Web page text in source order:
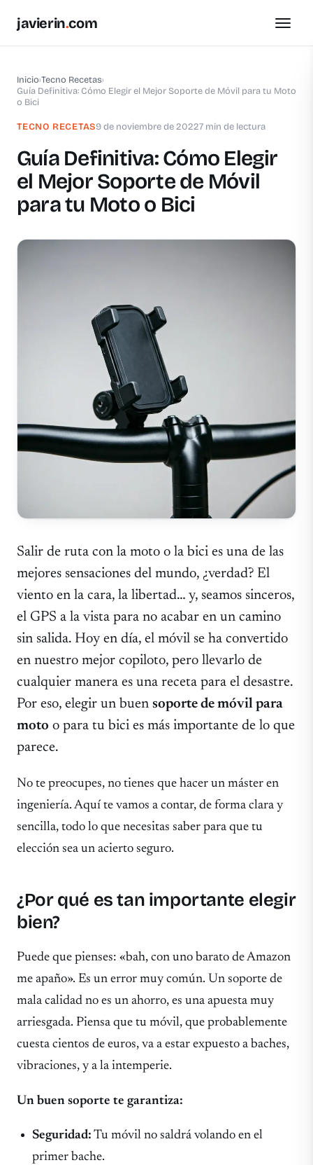
javierin.com
Inicio›Tecno Recetas›
Guía Definitiva: Cómo Elegir el Mejor Soporte de Móvil para tu Moto
o Bici
TECNO RECETAS9 de noviembre de 20227 min de lectura
Guía Definitiva: Cómo Elegir
el Mejor Soporte de Móvil
para tu Moto o Bici
Salir de ruta con la moto o la bici es una de las
mejores sensaciones del mundo, ¿verdad? El
viento en la cara, la libertad… y, seamos sinceros,
el GPS a la vista para no acabar en un camino
sin salida. Hoy en día, el móvil se ha convertido
en nuestro mejor copiloto, pero llevarlo de
cualquier manera es una receta para el desastre.
Por eso, elegir un buen soporte de móvil para
moto o para tu bici es más importante de lo que
parece.
No te preocupes, no tienes que hacer un máster en
ingeniería. Aquí te vamos a contar, de forma clara y
sencilla, todo lo que necesitas saber para que tu
elección sea un acierto seguro.
¿Por qué es tan importante elegir
bien?
Puede que pienses: «bah, con uno barato de Amazon
me apaño». Es un error muy común. Un soporte de
mala calidad no es un ahorro, es una apuesta muy
arriesgada. Piensa que tu móvil, que probablemente
cuesta cientos de euros, va a estar expuesto a baches,
vibraciones, y a la intemperie.
Un buen soporte te garantiza:
Seguridad: Tu móvil no saldrá volando en el
primer bache.